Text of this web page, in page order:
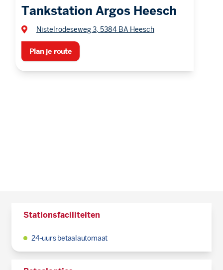
Tankstation Argos Heesch
Nistelrodeseweg 3, 5384 BA Heesch
Plan je route
Stationsfaciliteiten
24-uurs betaalautomaat